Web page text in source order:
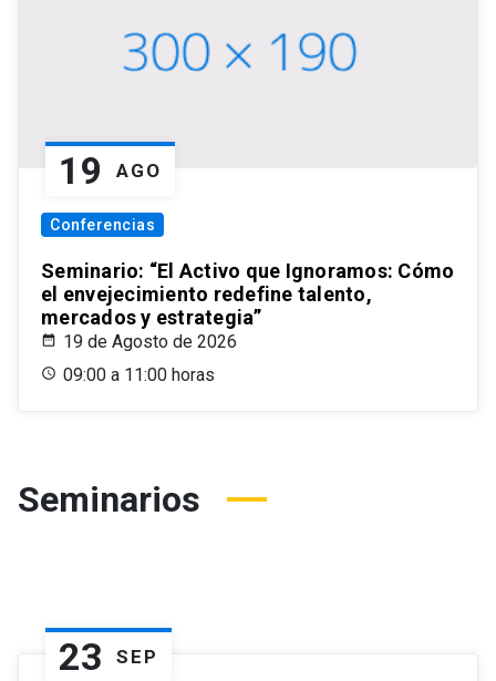
19 AGO
Conferencias
Seminario: “El Activo que Ignoramos: Cómo
el envejecimiento redefine talento,
mercados y estrategia”
19 de Agosto de 2026
09:00 a 11:00 horas
Seminarios
23 SEP